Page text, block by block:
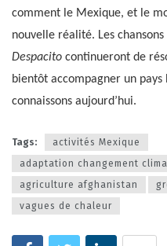
comment le Mexique, et le
nouvelle réalité. Les
Despacito continueront de
bientôt accompagner un
connaissons aujourd’hui.
Tags:
activités Mexique
adaptation changement
agriculture afghanistan
vagues de chaleur